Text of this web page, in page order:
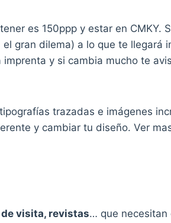
es 150ppp y estar en CMKY.
el gran dilema) a lo que te llegará
y si cambia mucho te
trazadas e imágenes
y cambiar tu diseño. Ver
visita, revistas… que necesitan